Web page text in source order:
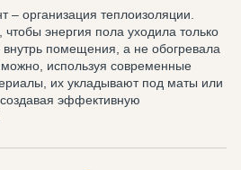
организация теплоизоляции.
энергия пола уходила только
помещения, а не обогревала
используя современные
их укладывают под маты или
эффективную